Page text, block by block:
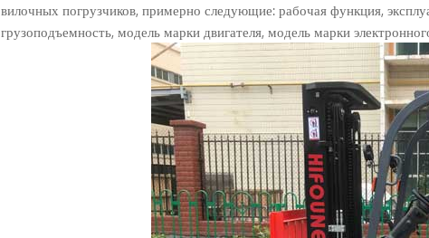
вилочных погрузчиков, примерно следующие: рабочая функция,
грузоподъемность, модель марки двигателя, модель марки